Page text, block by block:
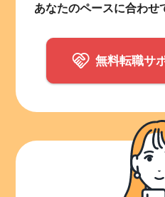
あなたのペースに合わせ
無料転職サ